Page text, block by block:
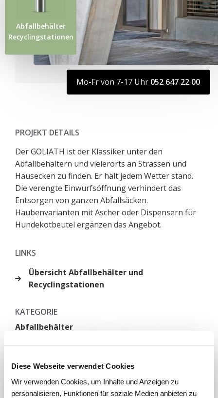
Diese Webseite verwendet Cookies
Wir verwenden Cookies, um Inhalte und Anzeigen zu
personalisieren, Funktionen für soziale Medien anbieten zu
Abfallbehälter
Recyclingstationen
Mo-Fr von 7-17 Uhr 052 647 22 00
PROJEKT DETAILS
Der GOLIATH ist der Klassiker unter den
Abfallbehältern und vielerorts an Strassen und
Hausecken zu finden. Er hält jedem Wetter stand.
Die verengte Einwurfsöffnung verhindert das
Entsorgen von ganzen Abfallsäcken.
Haubenvarianten mit Ascher oder Dispensern für
Hundekotbeutel ergänzen das Angebot.
LINKS
Übersicht Abfallbehälter und
Recyclingstationen
KATEGORIE
Abfallbehälter